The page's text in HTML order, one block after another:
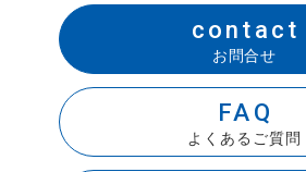
contact
お問合せ
FAQ
よくあるご質問